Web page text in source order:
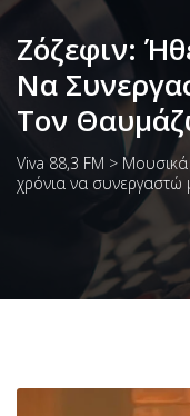
Ζόζεφιν:
Να
Τον
Viva 88,3 FM >
χρόνια να